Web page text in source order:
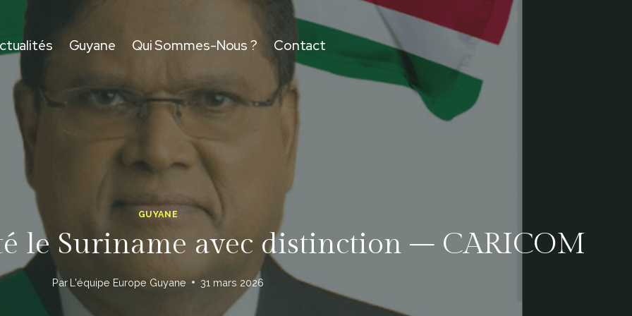
Guyane Qui Sommes-Nous ? Contact
GUYANE
le Suriname avec distinction – CARICOM
Par L'équipe Europe Guyane 31 mars 2026